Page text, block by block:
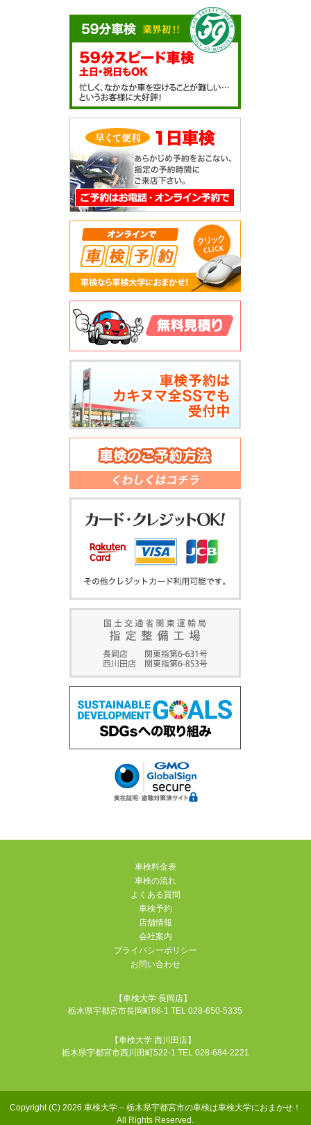
車検料金表
車検の流れ
よくある質問
車検予約
店舗情報
会社案内
プライバシーポリシー
お問い合わせ
【車検大学 長岡店】
栃木県宇都宮市長岡町86-1 TEL 028-650-5335
【車検大学 西川田店】
栃木県宇都宮市西川田町522-1 TEL 028-684-2221
Copyright (C) 2026 車検大学 – 栃木県宇都宮市の車検は車検大学におまかせ！
All Rights Reserved.